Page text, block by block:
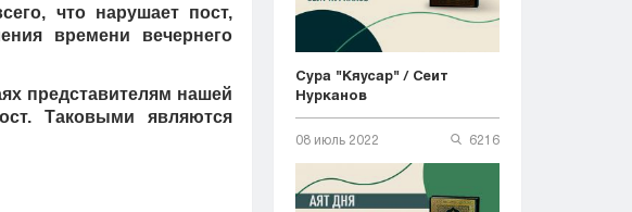
что нарушает пост,
времени вечернего
представителям нашей
Таковыми являются
Сура "Кяусар" / Сеит
Нурканов
08 июль 2022 6216